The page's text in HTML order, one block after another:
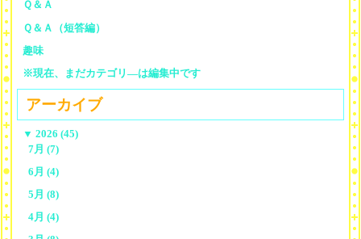
Ｑ＆Ａ
Ｑ＆Ａ（短答編）
趣味
※現在、まだカテゴリ—は編集中です
アーカイブ
▼ 2026 (45)
7月 (7)
6月 (4)
5月 (8)
4月 (4)